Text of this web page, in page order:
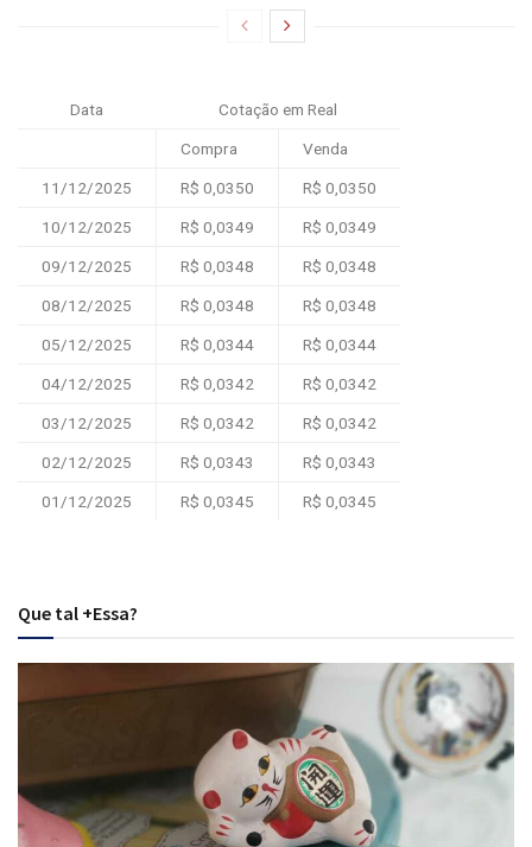
Data Cotação em Real
Compra Venda
11/12/2025 R$ 0,0350 R$ 0,0350
10/12/2025 R$ 0,0349 R$ 0,0349
09/12/2025 R$ 0,0348 R$ 0,0348
08/12/2025 R$ 0,0348 R$ 0,0348
05/12/2025 R$ 0,0344 R$ 0,0344
04/12/2025 R$ 0,0342 R$ 0,0342
03/12/2025 R$ 0,0342 R$ 0,0342
02/12/2025 R$ 0,0343 R$ 0,0343
01/12/2025 R$ 0,0345 R$ 0,0345
Que tal +Essa?